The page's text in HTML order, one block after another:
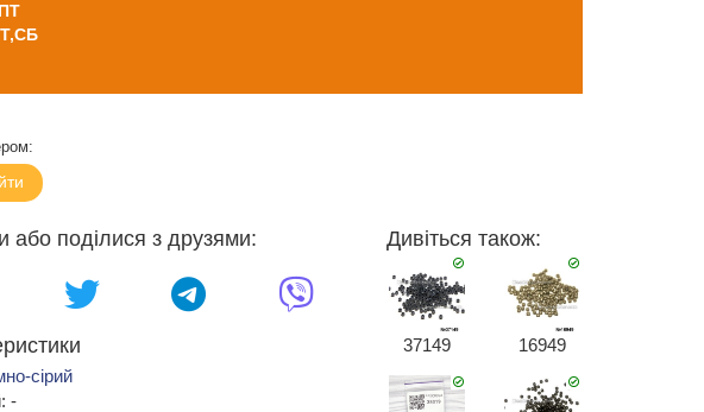
або поділися з друзями:
сірий
-
Дивіться також:
37149 16949